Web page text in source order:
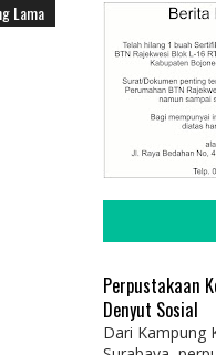
Lama
Perpustakaan
Denyut Sosial
Dari Kampung